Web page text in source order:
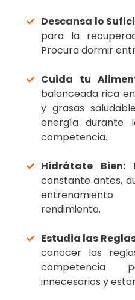
Descansa lo
para la
Procura dormir
Cuida tu
balanceada rica
y grasas
energía durante
competencia.
Hidrátate Bien:
constante antes,
rendimiento.
Estudia las
conocer las
competencia
innecesarios y